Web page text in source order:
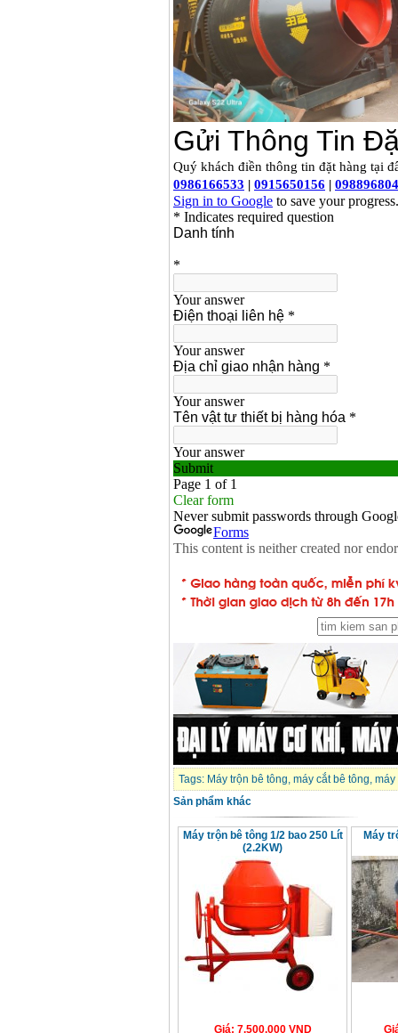
Tags: Máy trộn bê tông, máy cắt bê tông, máy
Sản phẩm khác
Máy trộn bê tông 1/2 bao 250 Lít
(2.2KW)
Giá: 7.500.000VND
Máy